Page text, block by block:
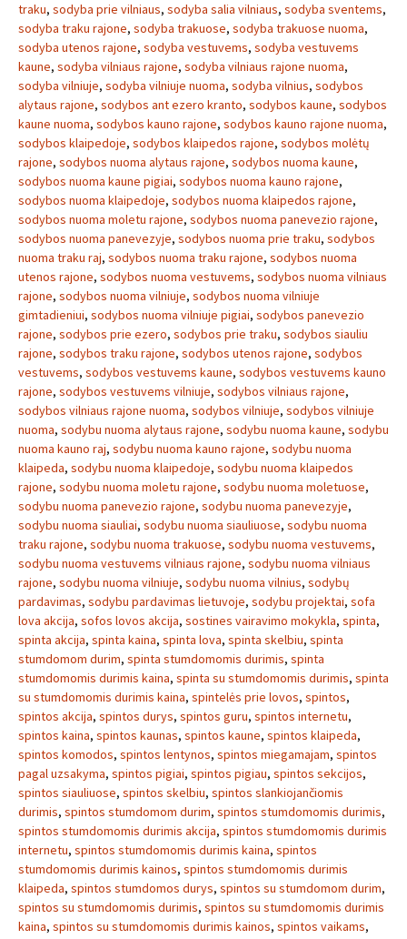
traku, sodyba prie vilniaus, sodyba salia vilniaus, sodyba sventems,
sodyba traku rajone, sodyba trakuose, sodyba trakuose nuoma,
sodyba utenos rajone, sodyba vestuvems, sodyba vestuvems
kaune, sodyba vilniaus rajone, sodyba vilniaus rajone nuoma,
sodyba vilniuje, sodyba vilniuje nuoma, sodyba vilnius, sodybos
alytaus rajone, sodybos ant ezero kranto, sodybos kaune, sodybos
kaune nuoma, sodybos kauno rajone, sodybos kauno rajone nuoma,
sodybos klaipedoje, sodybos klaipedos rajone, sodybos molėtų
rajone, sodybos nuoma alytaus rajone, sodybos nuoma kaune,
sodybos nuoma kaune pigiai, sodybos nuoma kauno rajone,
sodybos nuoma klaipedoje, sodybos nuoma klaipedos rajone,
sodybos nuoma moletu rajone, sodybos nuoma panevezio rajone,
sodybos nuoma panevezyje, sodybos nuoma prie traku, sodybos
nuoma traku raj, sodybos nuoma traku rajone, sodybos nuoma
utenos rajone, sodybos nuoma vestuvems, sodybos nuoma vilniaus
rajone, sodybos nuoma vilniuje, sodybos nuoma vilniuje
gimtadieniui, sodybos nuoma vilniuje pigiai, sodybos panevezio
rajone, sodybos prie ezero, sodybos prie traku, sodybos siauliu
rajone, sodybos traku rajone, sodybos utenos rajone, sodybos
vestuvems, sodybos vestuvems kaune, sodybos vestuvems kauno
rajone, sodybos vestuvems vilniuje, sodybos vilniaus rajone,
sodybos vilniaus rajone nuoma, sodybos vilniuje, sodybos vilniuje
nuoma, sodybu nuoma alytaus rajone, sodybu nuoma kaune, sodybu
nuoma kauno raj, sodybu nuoma kauno rajone, sodybu nuoma
klaipeda, sodybu nuoma klaipedoje, sodybu nuoma klaipedos
rajone, sodybu nuoma moletu rajone, sodybu nuoma moletuose,
sodybu nuoma panevezio rajone, sodybu nuoma panevezyje,
sodybu nuoma siauliai, sodybu nuoma siauliuose, sodybu nuoma
traku rajone, sodybu nuoma trakuose, sodybu nuoma vestuvems,
sodybu nuoma vestuvems vilniaus rajone, sodybu nuoma vilniaus
rajone, sodybu nuoma vilniuje, sodybu nuoma vilnius, sodybų
pardavimas, sodybu pardavimas lietuvoje, sodybu projektai, sofa
lova akcija, sofos lovos akcija, sostines vairavimo mokykla, spinta,
spinta akcija, spinta kaina, spinta lova, spinta skelbiu, spinta
stumdomom durim, spinta stumdomomis durimis, spinta
stumdomomis durimis kaina, spinta su stumdomomis durimis, spinta
su stumdomomis durimis kaina, spintelės prie lovos, spintos,
spintos akcija, spintos durys, spintos guru, spintos internetu,
spintos kaina, spintos kaunas, spintos kaune, spintos klaipeda,
spintos komodos, spintos lentynos, spintos miegamajam, spintos
pagal uzsakyma, spintos pigiai, spintos pigiau, spintos sekcijos,
spintos siauliuose, spintos skelbiu, spintos slankiojančiomis
durimis, spintos stumdomom durim, spintos stumdomomis durimis,
spintos stumdomomis durimis akcija, spintos stumdomomis durimis
internetu, spintos stumdomomis durimis kaina, spintos
stumdomomis durimis kainos, spintos stumdomomis durimis
klaipeda, spintos stumdomos durys, spintos su stumdomom durim,
spintos su stumdomomis durimis, spintos su stumdomomis durimis
kaina, spintos su stumdomomis durimis kainos, spintos vaikams,